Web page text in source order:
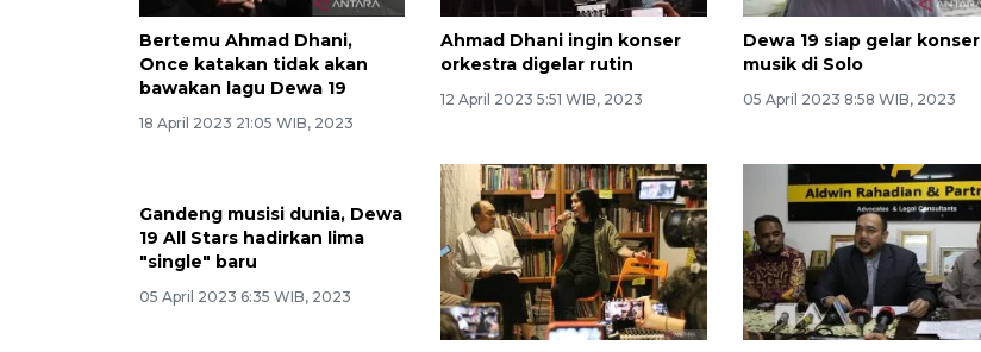
Bertemu Ahmad Dhani,
Once katakan tidak akan
bawakan lagu Dewa 19
18 April 2023 21:05 WIB, 2023
Ahmad Dhani ingin konser
orkestra digelar rutin
12 April 2023 5:51 WIB, 2023
Dewa 19 siap gelar konser
musik di Solo
05 April 2023 8:58 WIB, 2023
Gandeng musisi dunia, Dewa
19 All Stars hadirkan lima
"single" baru
05 April 2023 6:35 WIB, 2023